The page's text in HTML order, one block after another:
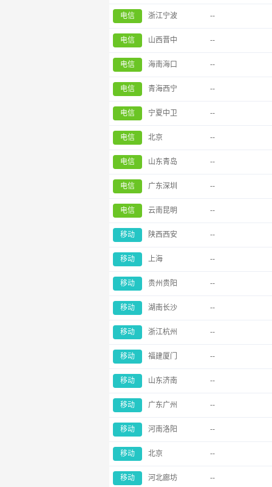
电信 浙江宁波 --
电信 山西晋中 --
电信 海南海口 --
电信 青海西宁 --
电信 宁夏中卫 --
电信 北京 --
电信 山东青岛 --
电信 广东深圳 --
电信 云南昆明 --
移动 陕西西安 --
移动 上海 --
移动 贵州贵阳 --
移动 湖南长沙 --
移动 浙江杭州 --
移动 福建厦门 --
移动 山东济南 --
移动 广东广州 --
移动 河南洛阳 --
移动 北京 --
移动 河北廊坊 --